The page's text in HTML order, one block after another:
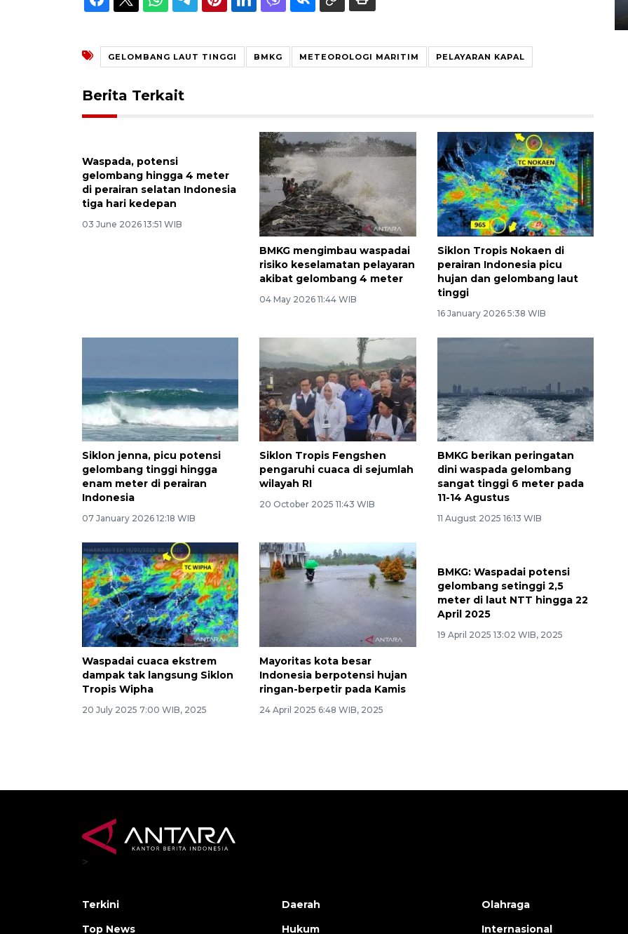
GELOMBANG LAUT TINGGI BMKG METEOROLOGI MARITIM PELAYARAN KAPAL
Berita Terkait
Waspada, potensi
gelombang hingga 4 meter
di perairan selatan Indonesia
tiga hari kedepan
03 June 2026 13:51 WIB
BMKG mengimbau waspadai
risiko keselamatan pelayaran
akibat gelombang 4 meter
04 May 2026 11:44 WIB
Siklon Tropis Nokaen di
perairan Indonesia picu
hujan dan gelombang laut
tinggi
16 January 2026 5:38 WIB
Siklon jenna, picu potensi
gelombang tinggi hingga
enam meter di perairan
Indonesia
07 January 2026 12:18 WIB
Siklon Tropis Fengshen
pengaruhi cuaca di sejumlah
wilayah RI
20 October 2025 11:43 WIB
BMKG berikan peringatan
dini waspada gelombang
sangat tinggi 6 meter pada
11-14 Agustus
11 August 2025 16:13 WIB
Waspadai cuaca ekstrem
dampak tak langsung Siklon
Tropis Wipha
20 July 2025 7:00 WIB, 2025
Mayoritas kota besar
Indonesia berpotensi hujan
ringan-berpetir pada Kamis
24 April 2025 6:48 WIB, 2025